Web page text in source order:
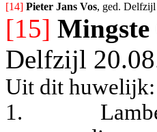
[14] Pieter Jans Vos, ged. Delfzijl
[15] Mingste
Delfzijl
Uit dit huwelijk:
1.